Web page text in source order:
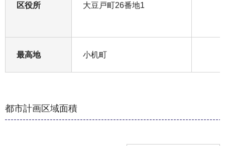
区役所 大豆戸町26番地1
最高地 小机町
都市計画区域面積